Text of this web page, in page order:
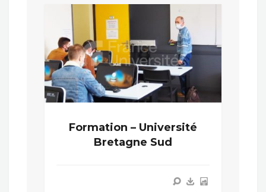
Formation – Université
Bretagne Sud